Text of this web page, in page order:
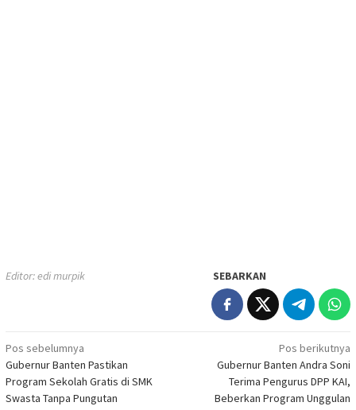
Editor: edi murpik SEBARKAN
Navigasi
pos
Pos sebelumnya
Gubernur Banten Pastikan
Program Sekolah Gratis di SMK
Swasta Tanpa Pungutan
Pos berikutnya
Gubernur Banten Andra Soni
Terima Pengurus DPP KAI,
Beberkan Program Unggulan